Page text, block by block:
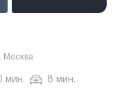
, Москва
мин. 8 мин.